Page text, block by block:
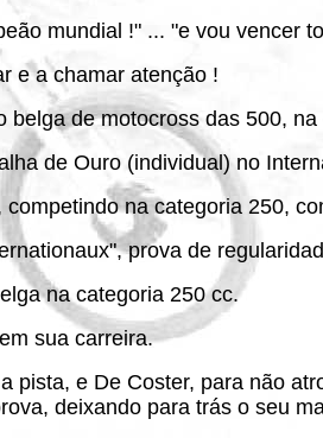
mundial !" ... "e vou vencer
e a chamar atenção !
de motocross das 500,
de Ouro (individual) no
na categoria 250,
prova de
na categoria 250 cc.
sua carreira.
pista, e De Coster, para não
deixando para trás o seu